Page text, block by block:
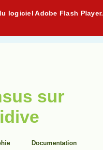
logiciel Adobe Flash Player.
sur
Documentation